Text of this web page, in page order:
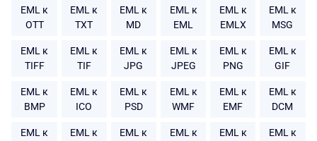
EML к
OTT
EML к
TXT
EML к
MD
EML к
EML
EML к
EMLX
EML к
MSG
EML к
TIFF
EML к
TIF
EML к
JPG
EML к
JPEG
EML к
PNG
EML к
GIF
EML к
BMP
EML к
ICO
EML к
PSD
EML к
WMF
EML к
EMF
EML к
DCM
EML к
EML к
EML к
EML к
EML к
EML к